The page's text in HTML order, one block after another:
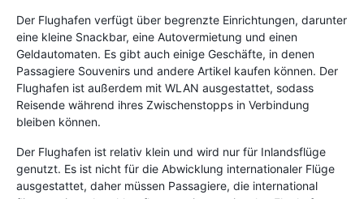
Der Flughafen verfügt über begrenzte Einrichtungen, darunter
eine kleine Snackbar, eine Autovermietung und einen
Geldautomaten. Es gibt auch einige Geschäfte, in denen
Passagiere Souvenirs und andere Artikel kaufen können. Der
Flughafen ist außerdem mit WLAN ausgestattet, sodass
Reisende während ihres Zwischenstopps in Verbindung
bleiben können.
Der Flughafen ist relativ klein und wird nur für Inlandsflüge
genutzt. Es ist nicht für die Abwicklung internationaler Flüge
ausgestattet, daher müssen Passagiere, die international